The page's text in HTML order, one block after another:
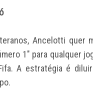
Ancelotti quer
1" para qualquer
A estratégia é